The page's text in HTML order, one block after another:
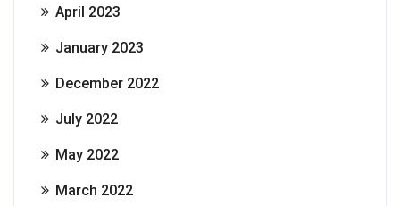
April 2023
January 2023
December 2022
July 2022
May 2022
March 2022